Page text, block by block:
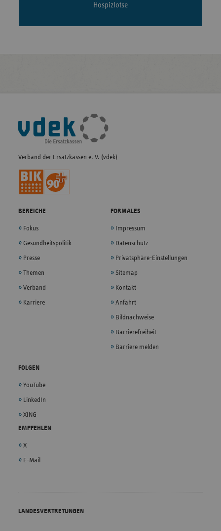
Hospizlotse
Fußleisten-
Navigation
Verband der Ersatzkassen e. V. (vdek)
BEREICHE
Fokus
Gesundheitspolitik
Presse
Themen
Verband
Karriere
FORMALES
Impressum
Datenschutz
Privatsphäre-Einstellungen
Sitemap
Kontakt
Anfahrt
Bildnachweise
Barrierefreiheit
Barriere melden
FOLGEN
YouTube
LinkedIn
XING
EMPFEHLEN
X
E-Mail
LANDESVERTRETUNGEN